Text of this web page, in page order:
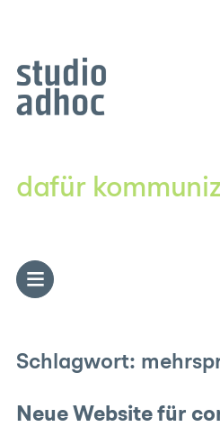
dafür
Schlagwort:
Neue Website für